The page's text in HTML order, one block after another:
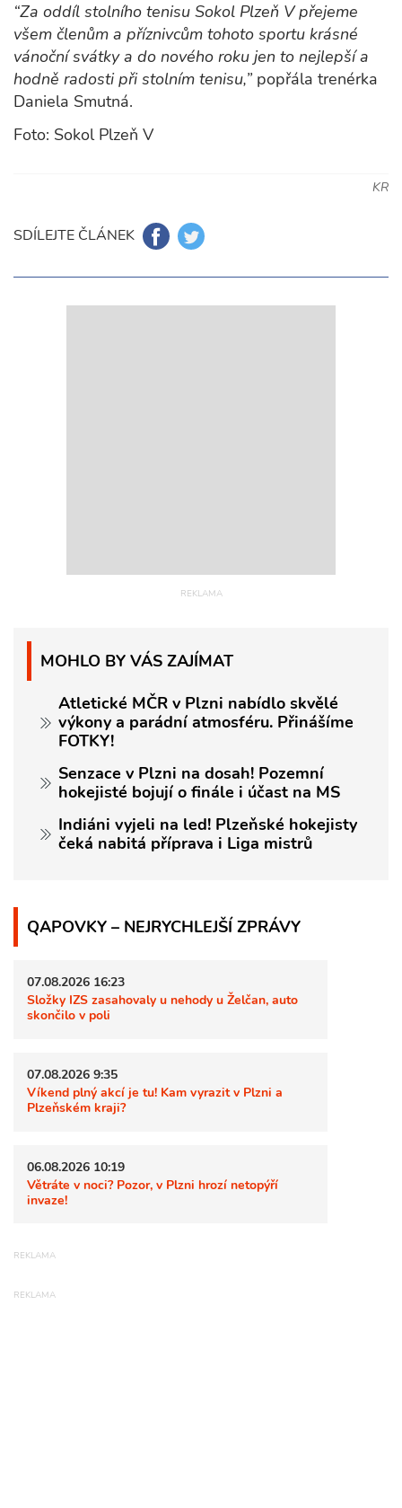
“Za oddíl stolního tenisu Sokol Plzeň V přejeme
všem členům a příznivcům tohoto sportu krásné
vánoční svátky a do nového roku jen to nejlepší a
hodně radosti při stolním tenisu,” popřála trenérka
Daniela Smutná.
Foto: Sokol Plzeň V
KR
SDÍLEJTE ČLÁNEK
MOHLO BY VÁS ZAJÍMAT
Atletické MČR v Plzni nabídlo skvělé
výkony a parádní atmosféru. Přinášíme
FOTKY!
Senzace v Plzni na dosah! Pozemní
hokejisté bojují o finále i účast na MS
Indiáni vyjeli na led! Plzeňské hokejisty
čeká nabitá příprava i Liga mistrů
QAPOVKY – NEJRYCHLEJŠÍ ZPRÁVY
07.08.2026 16:23
Složky IZS zasahovaly u nehody u Želčan, auto
skončilo v poli
07.08.2026 9:35
Víkend plný akcí je tu! Kam vyrazit v Plzni a
Plzeňském kraji?
06.08.2026 10:19
Větráte v noci? Pozor, v Plzni hrozí netopýří
invaze!